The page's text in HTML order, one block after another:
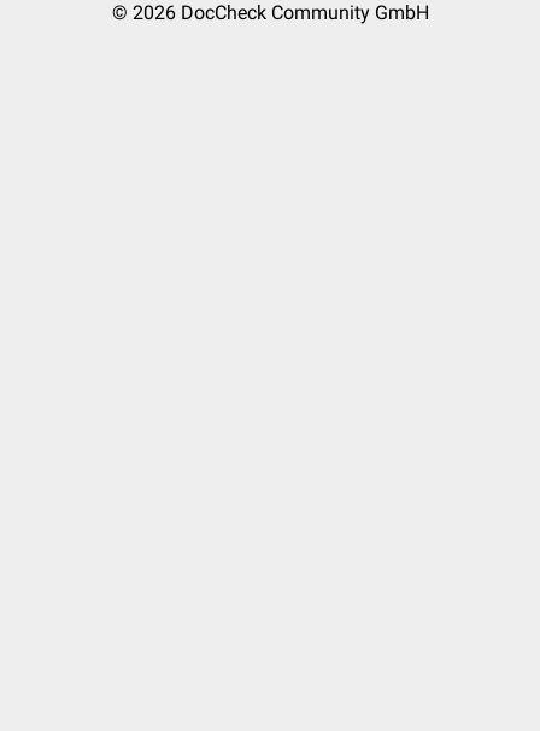
© 2026 DocCheck Community GmbH